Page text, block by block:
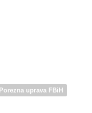
Porezna uprava FBiH